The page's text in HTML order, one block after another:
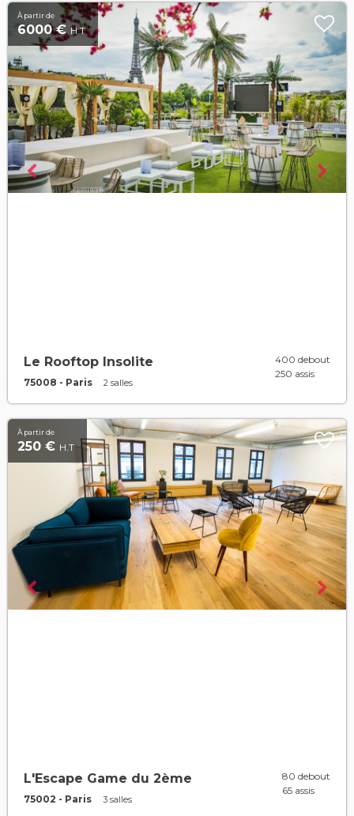
À partir de
6000 € H.T
Le Rooftop Insolite
75008 - Paris 2 salles
400 debout
250 assis
À partir de
250 € H.T
L'Escape Game du 2ème
75002 - Paris 3 salles
80 debout
65 assis